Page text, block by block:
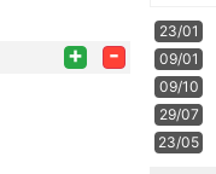
+ -
23/01
09/01
09/10
29/07
23/05